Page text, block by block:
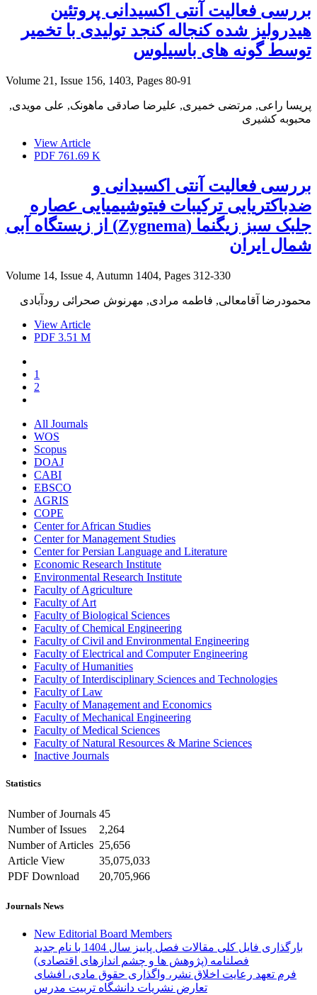
بررسی فعالیت آنتی اکسیدانی پروتئین
هیدرولیز شده کنجاله کنجد تولیدی با تخمیر
توسط گونه های باسیلوس
Volume 21, Issue 156, 1403, Pages 80-91
پریسا راعی, مرتضی خمیری, علیرضا صادقی ماهونک, علی مویدی,
محبوبه کشیری
View Article
PDF 761.69 K
بررسی فعالیت آنتی اکسیدانی و
ضدباکتریایی ترکیبات فیتوشیمیایی عصاره
جلبک سبز زیگنما (Zygnema) از زیستگاه آبی
شمال ایران
Volume 14, Issue 4, Autumn 1404, Pages 312-330
محمودرضا آقامعالی, فاطمه مرادی, مهرنوش صحرائی رودآبادی
View Article
PDF 3.51 M
1
2
All Journals
WOS
Scopus
DOAJ
CABI
EBSCO
AGRIS
COPE
Center for African Studies
Center for Management Studies
Center for Persian Language and Literature
Economic Research Institute
Environmental Research Institute
Faculty of Agriculture
Faculty of Art
Faculty of Biological Sciences
Faculty of Chemical Engineering
Faculty of Civil and Environmental Engineering
Faculty of Electrical and Computer Engineering
Faculty of Humanities
Faculty of Interdisciplinary Sciences and Technologies
Faculty of Law
Faculty of Management and Economics
Faculty of Mechanical Engineering
Faculty of Medical Sciences
Faculty of Natural Resources & Marine Sciences
Inactive Journals
Statistics
Number of Journals 45
Number of Issues
2,264
Number of Articles 25,656
Article View
35,075,033
PDF Download
20,705,966
Journals News
New Editorial Board Members
بارگذاری فایل کلی مقالات فصل پاییز سال 1404 با نام جدید
فصلنامه (پژوهش ها و چشم اندازهای اقتصادی)
فرم تعهد رعایت اخلاق نشر، واگذاری حقوق مادی، افشای
تعارض نشریات دانشگاه تربیت مدرس